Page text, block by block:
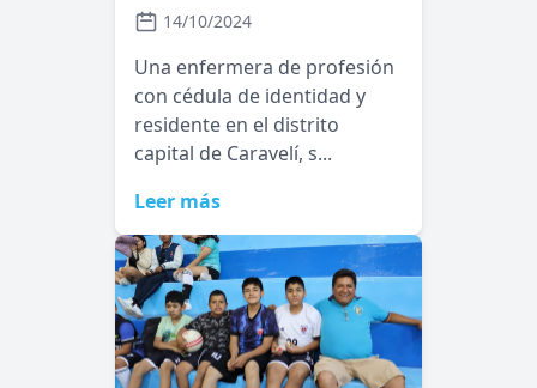
14/10/2024
Una enfermera de profesión
con cédula de identidad y
residente en el distrito
capital de Caravelí, s...
Leer más